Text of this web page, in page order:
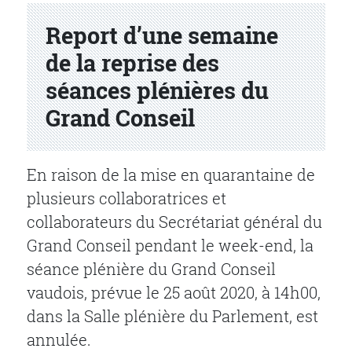
Report d’une semaine
de la reprise des
séances plénières du
Grand Conseil
Partenaire(s)
En raison de la mise en quarantaine de
plusieurs collaboratrices et
collaborateurs du Secrétariat général du
Grand Conseil pendant le week-end, la
séance plénière du Grand Conseil
vaudois, prévue le 25 août 2020, à 14h00,
dans la Salle plénière du Parlement, est
annulée.